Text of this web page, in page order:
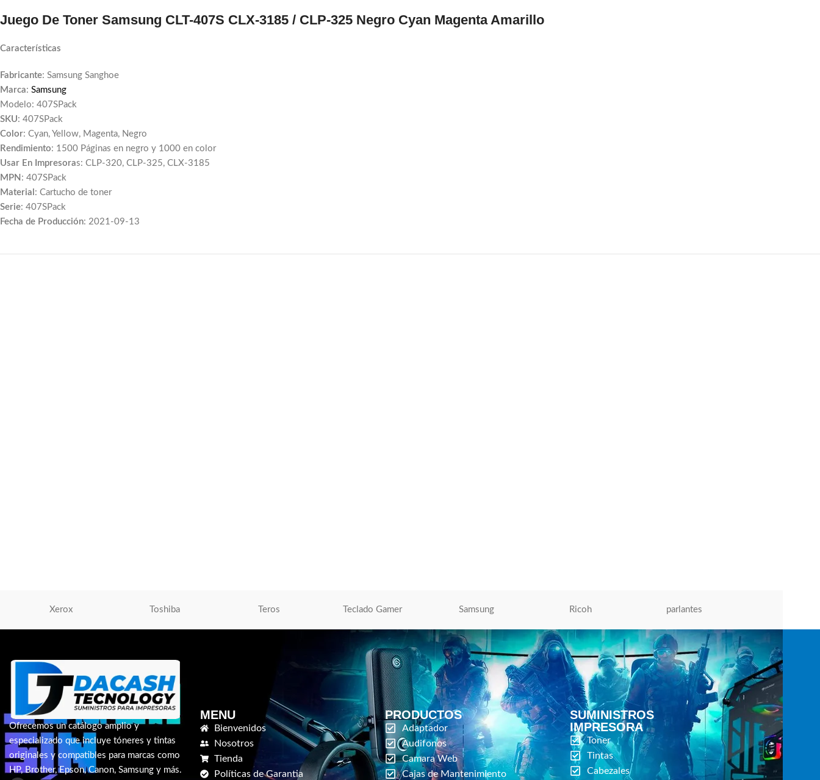
Juego De Toner Samsung CLT-407S CLX-3185 / CLP-325 Negro Cyan Magenta Amarillo
Características
Fabricante: Samsung Sanghoe
Marca: Samsung
Modelo: 407SPack
SKU: 407SPack
Color: Cyan, Yellow, Magenta, Negro
Rendimiento: 1500 Páginas en negro y 1000 en color
Usar En Impresoras: CLP-320, CLP-325, CLX-3185
MPN : 407SPack
Material : Cartucho de toner
Serie: 407SPack
Fecha de Producción: 2021-09-13
Xerox Toshiba Teros Teclado Gamer Samsung Ricoh parlantes
Ofrecemos un catálogo amplio y
especializado que incluye tóneres y tintas
originales y compatibles para marcas como
HP, Brother, Epson, Canon, Samsung y más.
MENU
Bienvenidos
Nosotros
Tienda
Políticas de Garantia
PRODUCTOS
Adaptador
Audifonos
Camara Web
Cajas de Mantenimiento
SUMINISTROS
IMPRESORA
Toner
Tintas
Cabezales